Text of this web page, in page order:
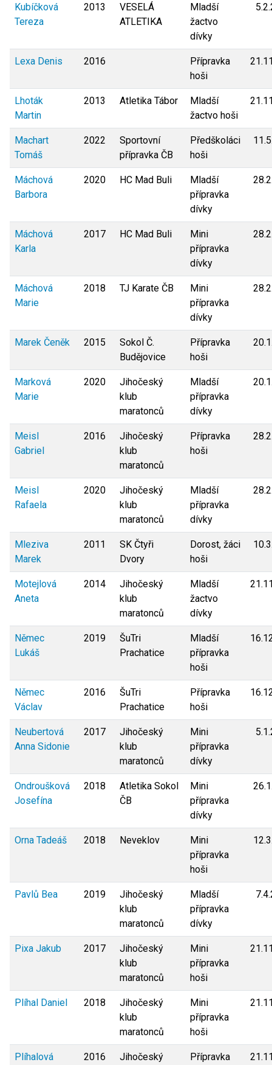
Kubíčková
Tereza
2013
VESELÁ
ATLETIKA
Mladší
žactvo
dívky
Lexa Denis 2016
Přípravka
hoši
Lhoták
Martin
2013 Atletika Tábor
Mladší
žactvo hoši
Machart
Tomáš
2022
Sportovní
přípravka ČB
Předškoláci
hoši
Máchová
Barbora
2020 HC Mad Buli
Mladší
přípravka
dívky
Máchová
Karla
2017 HC Mad Buli
Mini
přípravka
dívky
Máchová
Marie
2018 TJ Karate ČB
Mini
přípravka
dívky
Marek Čeněk 2015
Sokol Č.
Budějovice
Přípravka
hoši
Marková
Marie
2020
Jihočeský
klub
maratonců
Mladší
přípravka
dívky
Meisl
Gabriel
2016
Jihočeský
klub
maratonců
Přípravka
hoši
Meisl
Rafaela
2020
Jihočeský
klub
maratonců
Mladší
přípravka
dívky
Mleziva
Marek
2011
SK Čtyři
Dvory
Dorost, žáci
hoši
Motejlová
Aneta
2014
Jihočeský
klub
maratonců
Mladší
žactvo
dívky
Němec
Lukáš
2019
ŠuTri
Prachatice
Mladší
přípravka
hoši
Němec
Václav
2016
ŠuTri
Prachatice
Přípravka
hoši
Neubertová
Anna Sidonie
2017
Jihočeský
klub
maratonců
Mini
přípravka
dívky
Ondroušková
Josefína
2018
Atletika Sokol
ČB
Mini
přípravka
dívky
Orna Tadeáš 2018 Neveklov
Mini
přípravka
hoši
Pavlů Bea 2019
Jihočeský
klub
maratonců
Mladší
přípravka
dívky
Pixa Jakub 2017
Jihočeský
klub
maratonců
Mini
přípravka
hoši
Plíhal Daniel 2018
Jihočeský
klub
maratonců
Mini
přípravka
hoši
Plíhalová
2016
Jihočeský
Přípravka